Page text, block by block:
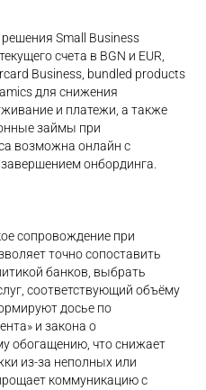
Small Business
счета в BGN и EUR,
Business, bundled products
для снижения
и платежи, а также
займы при
возможна онлайн с
онбординга.
сопровождение при
точно сопоставить
банков, выбрать
соответствующий объёму
досье по
и закона о
обогащению, что снижает
из-за неполных или
коммуникацию с